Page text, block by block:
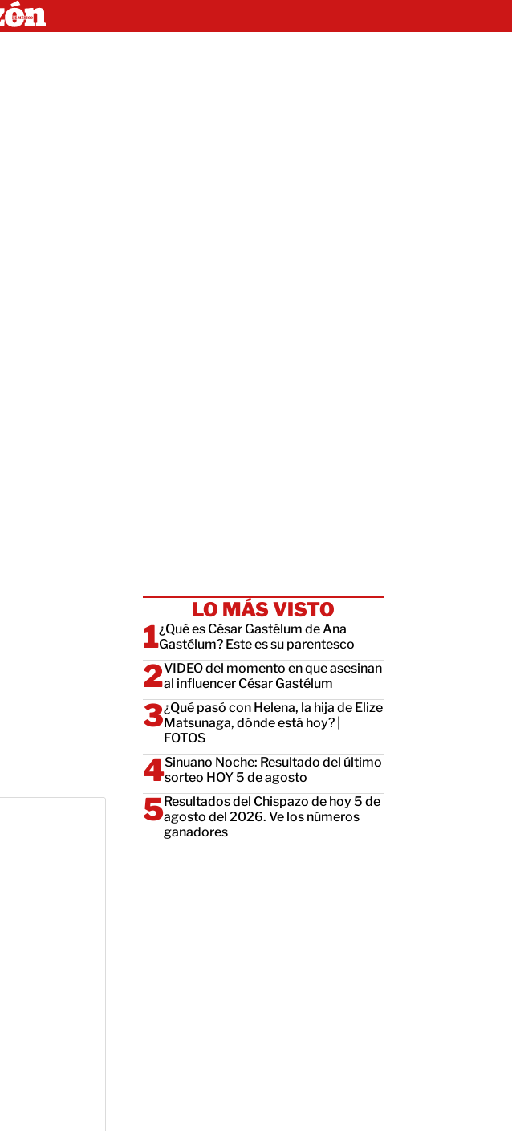
LO MÁS VISTO
¿Qué es César Gastélum de Ana
Gastélum? Este es su parentesco
VIDEO del momento en que asesinan
al influencer César Gastélum
¿Qué pasó con Helena, la hija de Elize
Matsunaga, dónde está hoy? |
FOTOS
Sinuano Noche: Resultado del último
sorteo HOY 5 de agosto
Resultados del Chispazo de hoy 5 de
agosto del 2026. Ve los números
ganadores